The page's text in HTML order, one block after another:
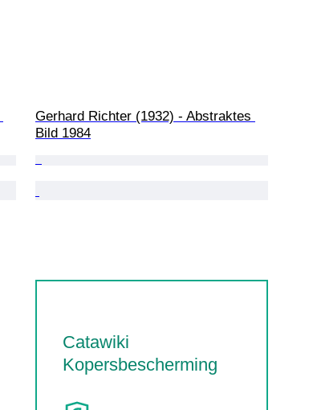
Gerhard Richter (1932) - Abstraktes
Bild 1984
Catawiki
Kopersbescherming